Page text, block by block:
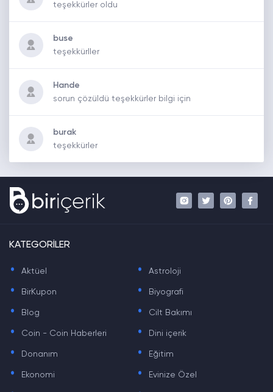
teşekkürler oldu
buse
teşekkürller
Hande
sorun çözüldü teşekkürler bilgi için
burak
teşekkürler
KATEGORİLER
. Aktüel . Astroloji
. BirKupon . Biyografi
. Blog . Cilt Bakımı
. Coin - Coin Haberleri . Dini içerik
. Donanım . Eğitim
. Ekonomi . Evinize Özel